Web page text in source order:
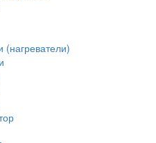
(нагреватели)